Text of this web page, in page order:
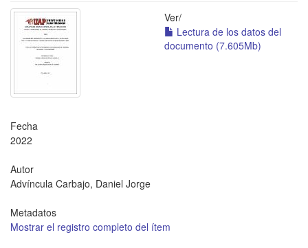
Ver/
Lectura de los datos del
documento (7.605Mb)
Fecha
2022
Autor
Advíncula Carbajo, Daniel Jorge
Metadatos
Mostrar el registro completo del ítem